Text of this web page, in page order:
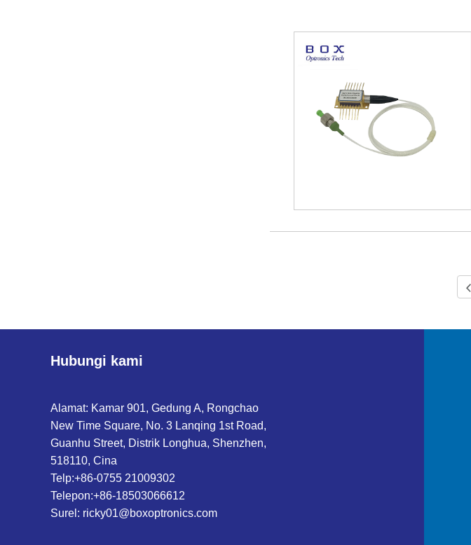
Hubungi kami
Alamat: Kamar 901, Gedung A, Rongchao
New Time Square, No. 3 Lanqing 1st Road,
Guanhu Street, Distrik Longhua, Shenzhen,
518110, Cina
Telp:+86-0755 21009302
Telepon:+86-18503066612
Surel: ricky01@boxoptronics.com